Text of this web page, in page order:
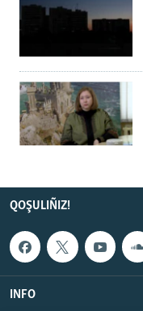
QOŞULIÑIZ!
INFO